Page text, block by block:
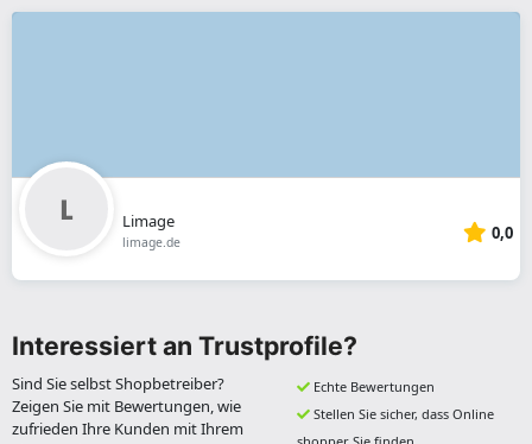
Limage
limage.de 0,0
Interessiert an Trustprofile?
Sind Sie selbst Shopbetreiber?
Zeigen Sie mit Bewertungen, wie
zufrieden Ihre Kunden mit Ihrem
Echte Bewertungen
Stellen Sie sicher, dass Online